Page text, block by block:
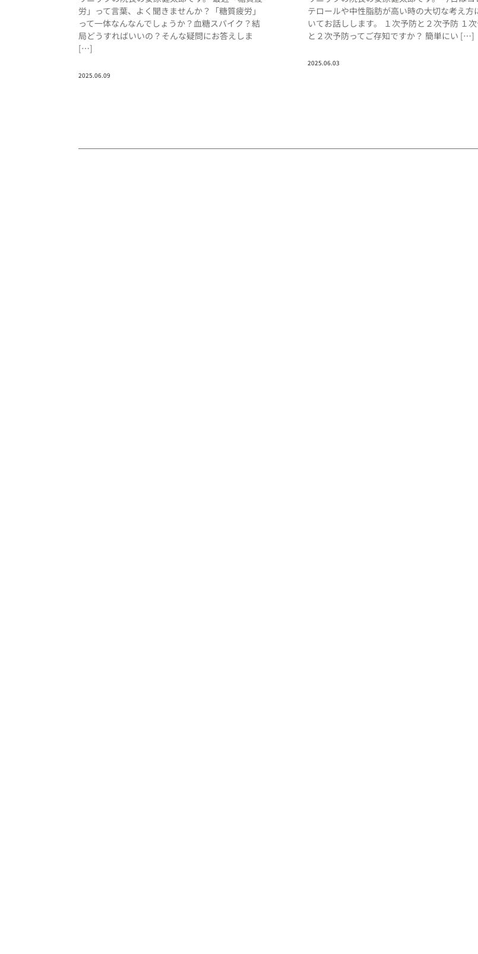
労」って言葉、よく聞きませんか？「糖質疲労」
って一体なんなんでしょうか？血糖スパイク？結
局どうすればいいの？そんな疑問にお答えしま
[…]
2025.06.09
テロールや中性脂肪が高い時の大切な考え方
いてお話しします。 １次予防と２次予防 １
と２次予防ってご存知ですか？ 簡単にい […]
2025.06.03